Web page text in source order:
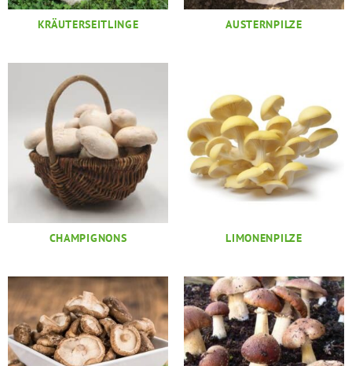
KRÄUTERSEITLINGE AUSTERNPILZE
CHAMPIGNONS LIMONENPILZE